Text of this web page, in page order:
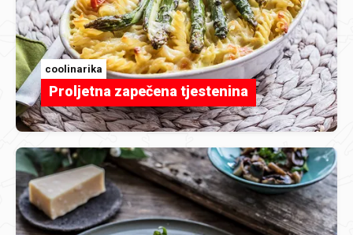
coolinarika
Proljetna zapečena tjestenina